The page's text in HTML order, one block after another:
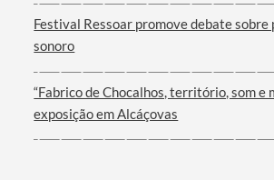
Festival Ressoar promove debate
sonoro
“Fabrico de Chocalhos, território, som e
exposição em Alcáçovas